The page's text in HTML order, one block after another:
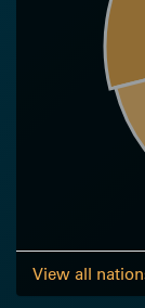
View all